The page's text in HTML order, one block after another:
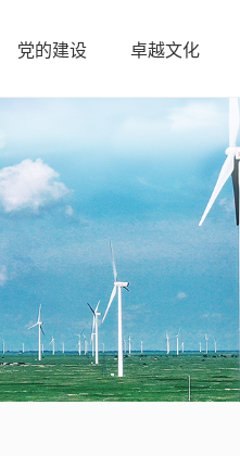
党的建设 卓越文化